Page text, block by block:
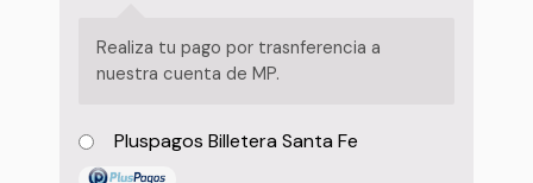
Realiza tu pago por trasnferencia a
nuestra cuenta de MP.
Pluspagos Billetera Santa Fe